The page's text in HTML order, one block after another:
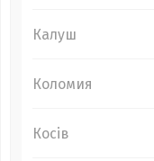
Калуш
Коломия
Косів